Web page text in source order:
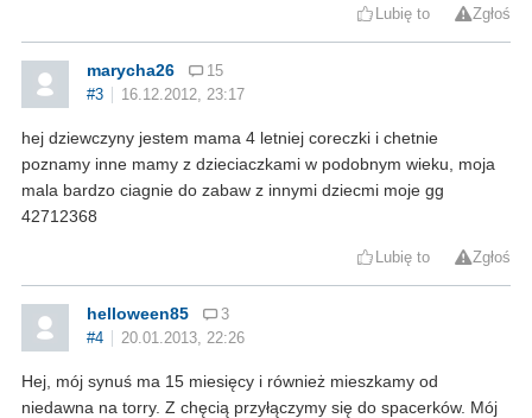
Lubię to Zgłoś
marycha26
15
#3
16.12.2012, 23:17
hej dziewczyny jestem mama 4 letniej coreczki i chetnie
poznamy inne mamy z dzieciaczkami w podobnym wieku, moja
mala bardzo ciagnie do zabaw z innymi dziecmi moje gg
42712368
Lubię to Zgłoś
helloween85
3
#4
20.01.2013, 22:26
Hej, mój synuś ma 15 miesięcy i również mieszkamy od
niedawna na torry. Z chęcią przyłączymy się do spacerków. Mój